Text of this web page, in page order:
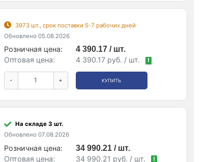
3973 шт., срок поставки 5-7 рабочих дней
Обновлено 05.08.2026
Розничная цена:
4 390.17 / шт.
Оптовая цена:
4 390.17 руб. / шт. !
- + КУПИТЬ
На складе 3 шт.
Обновлено 07.08.2026
Розничная цена:
34 990.21 / шт.
Оптовая цена:
34 990.21 руб. / шт. !